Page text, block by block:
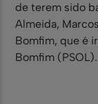
de terem sido
Almeida,
Bomfim, que é
Bomfim (PSOL).